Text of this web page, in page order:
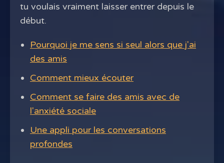
tu voulais vraiment laisser entrer depuis le
début.
Pourquoi je me sens si seul alors que j'ai
des amis
Comment mieux écouter
Comment se faire des amis avec de
l'anxiété sociale
Une appli pour les conversations
profondes